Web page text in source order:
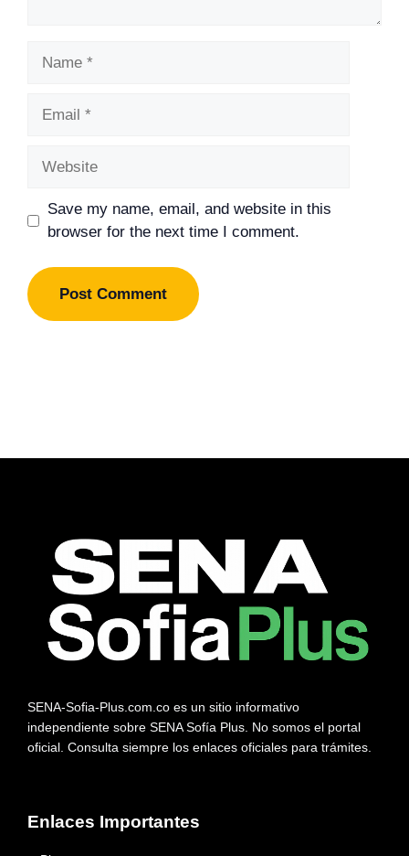
Save my name, email, and website in this
browser for the next time I comment.
SENA-Sofia-Plus.com.co es un sitio informativo
independiente sobre SENA Sofía Plus. No somos el portal
oficial. Consulta siempre los enlaces oficiales para trámites.
Enlaces Importantes